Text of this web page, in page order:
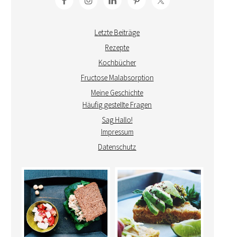
Letzte Beiträge
Rezepte
Kochbücher
Fructose Malabsorption
Meine Geschichte
Häufig gestellte Fragen
Sag Hallo!
Impressum
Datenschutz